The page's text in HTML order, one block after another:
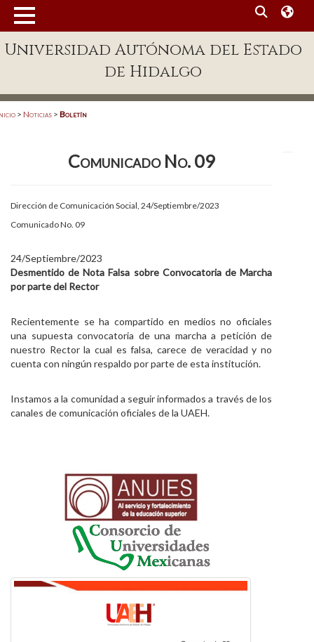
Enlaces
Publicaciones en línea
Alumnado
Personal
Alumni
Universidad Autónoma del Estado
de Hidalgo
> Noticias > Boletín
Comunicado No. 09
Dirección de Comunicación Social, 24/Septiembre/2023
Comunicado No. 09
24/Septiembre/2023
Desmentido de Nota Falsa sobre Convocatoria de Marcha
por parte del Rector
Recientemente se ha compartido en medios no oficiales
una supuesta convocatoria de una marcha a petición de
nuestro Rector la cual es falsa, carece de veracidad y no
cuenta con ningún respaldo por parte de esta institución.
Instamos a la comunidad a seguir informados a través de los
canales de comunicación oficiales de la UAEH.